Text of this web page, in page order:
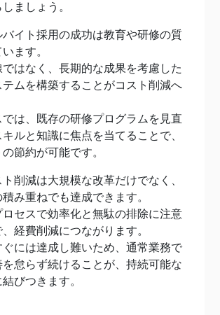
ましょう。
バイト採用の成功は教育や研修の質
ます。
はなく、長期的な成果を考慮した
テムを構築することがコスト削減へ
では、既存の研修プログラムを見直
ルと知識に焦点を当てることで、
節約が可能です。
削減は大規模な改革だけでなく、
み重ねでも達成できます。
ロセスで効率化と無駄の排除に注意
経費削減につながります。
には達成し難いため、通常業務で
怠らず続けることが、持続可能な
びつきます。